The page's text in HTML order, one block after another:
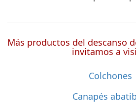
Más productos del descanso
invitamos a
Colchones
Canapés